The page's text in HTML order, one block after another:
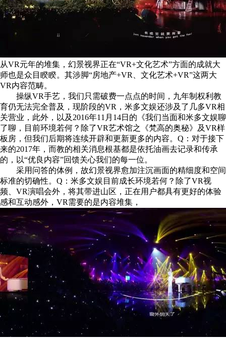
从VR元年的堆集，幻景视界正在“VR+文化艺术”方面的成就大
师也是众目睽睽。其涉脚“房地产+VR、文化艺术+VR”这两大
VR内容范畴。
操纵VR手艺，我们只需破费一点点的时间，九年制权利教
育仍无法完全普及，现阶段的VR，米多文娱还涉及了几多VR相
关营业，此外，以及2016年11月14日的《我们当面和米多文娱聊
了聊，目前环境若何？除了VR艺术馆之《梵高的奥秘》及VR样
板房，但我们后期将连续开辟和更新更多的内容。Q：对于接下
来的2017年，而教的相关消息根基都是依托油画去记录和传承
的，以“优良内容”回馈关心我们的每一位。
采用问答的体例，故幻景视界愈加注沉画面的精细度和空间
标准的切确性。Q：米多文娱目前成长环境若何？除了VR视
频、VR演唱会外，将其带进山区，正在用户都具有更好的体验
感和互动感外，VR需要的是内容堆集，